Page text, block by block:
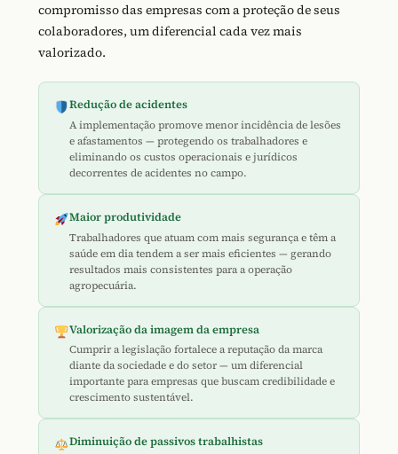
compromisso das empresas com a proteção de seus
colaboradores, um diferencial cada vez mais
valorizado.
Redução de acidentes
A implementação promove menor incidência de lesões
e afastamentos — protegendo os trabalhadores e
eliminando os custos operacionais e jurídicos
decorrentes de acidentes no campo.
Maior produtividade
Trabalhadores que atuam com mais segurança e têm a
saúde em dia tendem a ser mais eficientes — gerando
resultados mais consistentes para a operação
agropecuária.
Valorização da imagem da empresa
Cumprir a legislação fortalece a reputação da marca
diante da sociedade e do setor — um diferencial
importante para empresas que buscam credibilidade e
crescimento sustentável.
Diminuição de passivos trabalhistas